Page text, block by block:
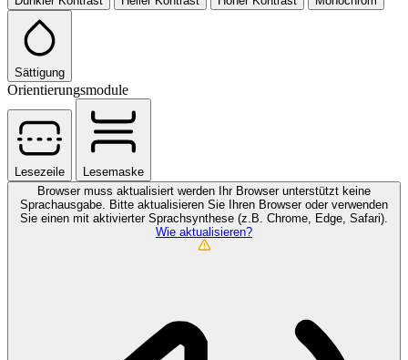
Sättigung
Orientierungsmodule
Lesezeile
Lesemaske
Browser muss aktualisiert werden
Ihr Browser unterstützt keine
Sprachausgabe. Bitte aktualisieren Sie Ihren Browser oder verwenden
Sie einen mit aktivierter Sprachsynthese (z.B. Chrome, Edge, Safari).
Wie aktualisieren?